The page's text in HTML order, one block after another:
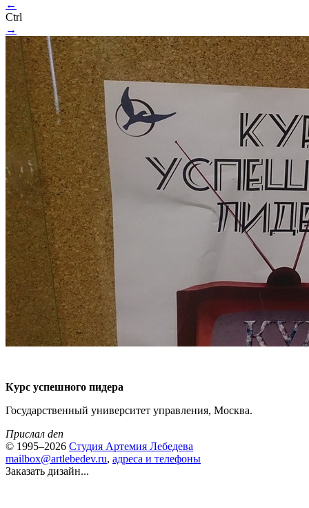
←
Ctrl
→
Курс успешного пидера
Государственный университет управления, Москва.
Прислал den
© 1995–2026 Студия Артемия Лебедева
mailbox@artlebedev.ru, адреса и телефоны
Заказать дизайн...